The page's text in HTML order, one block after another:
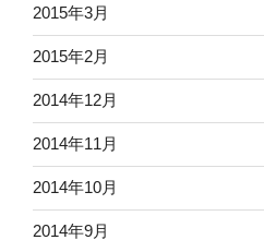
2015年3月
2015年2月
2014年12月
2014年11月
2014年10月
2014年9月